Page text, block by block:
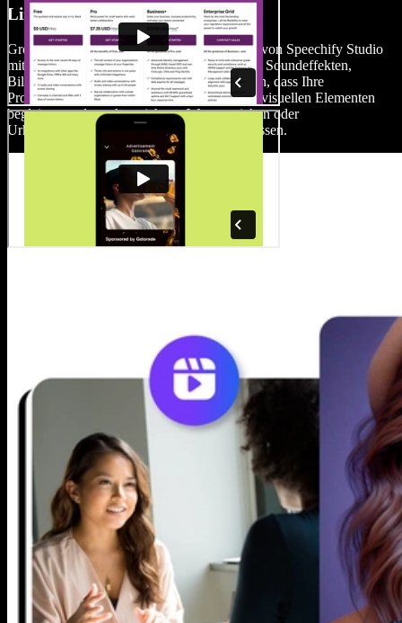
Lizenzfreie Medienbibliothek
Greifen Sie auf die umfangreiche Bibliothek von Speechify Studio
mit hochwertigen, lizenzfreien Musikdateien, Soundeffekten,
Bildern und Videoclips zu, um sicherzustellen, dass Ihre
Produktionen von den perfekten Audio- und visuellen Elementen
begleitet werden, ohne sich um Wasserzeichen oder
Urheberrechtsbeschränkungen sorgen zu müssen.